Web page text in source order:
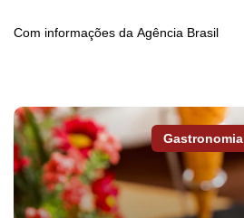
Com informações da Agência Brasil
Gastronomia